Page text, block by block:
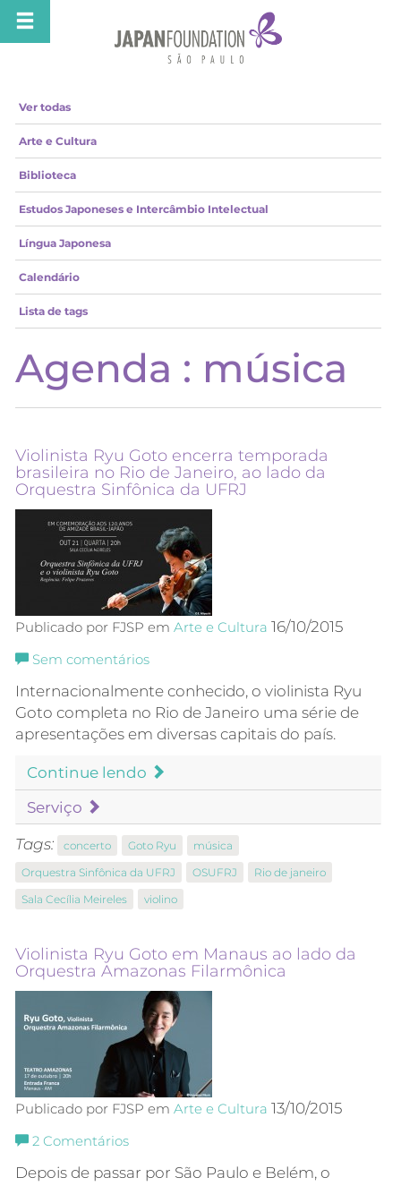
Ver todas
Arte e Cultura
Biblioteca
Estudos Japoneses e Intercâmbio Intelectual
Língua Japonesa
Calendário
Lista de tags
Agenda : música
Violinista Ryu Goto encerra temporada
brasileira no Rio de Janeiro, ao lado da
Orquestra Sinfônica da UFRJ
Publicado por FJSP em Arte e Cultura 16/10/2015
Sem comentários
Internacionalmente conhecido, o violinista Ryu
Goto completa no Rio de Janeiro uma série de
apresentações em diversas capitais do país.
Continue lendo
Serviço
Tags: concerto Goto Ryu
música
Orquestra Sinfônica da UFRJ
OSUFRJ
Rio de janeiro
Sala Cecília Meireles
violino
Violinista Ryu Goto em Manaus ao lado da
Orquestra Amazonas Filarmônica
Publicado por FJSP em Arte e Cultura 13/10/2015
2 Comentários
Depois de passar por São Paulo e Belém, o